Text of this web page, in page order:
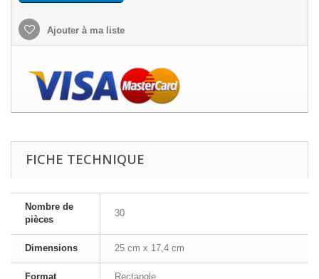
Ajouter à ma liste
FICHE TECHNIQUE
Nombre de
pièces
30
Dimensions 25 cm x 17,4 cm
Format Rectangle